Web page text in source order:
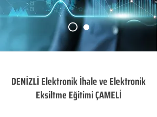
DENİZLİ Elektronik İhale ve Elektronik
Eksiltme Eğitimi ÇAMELİ